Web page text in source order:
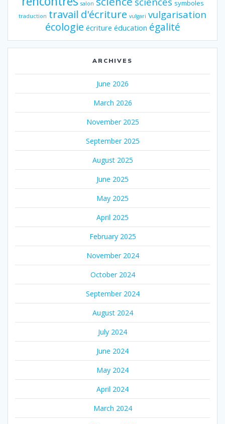
salon symboles
traduction travail d'écriture vulgari vulgarisation
écologie écriture éducation égalité
ARCHIVES
June 2026
March 2026
November 2025
September 2025
August 2025
June 2025
May 2025
April 2025
February 2025
November 2024
October 2024
September 2024
August 2024
July 2024
June 2024
May 2024
April 2024
March 2024